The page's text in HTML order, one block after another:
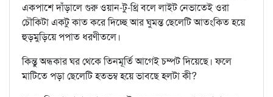
একপাশে দাঁড়ালে গুরু ওয়ান-টু-থ্রি বলে লাইট নেভাতেই ওরা
চৌকিটা একটু কাত করে দিচ্ছে আর ঘুমন্ত ছেলেটি আতংকিত হয়ে
হুড়মুড়িয়ে পপাত ধরণীতলে।
কিন্তু অন্ধকার ঘর থেকে তিনমূর্তি আগেই চম্পট দিয়েছে। ফলে
মাটিতে পড়া ছেলেটি হতভম্ব হয়ে ভাবছে হলটা কী?